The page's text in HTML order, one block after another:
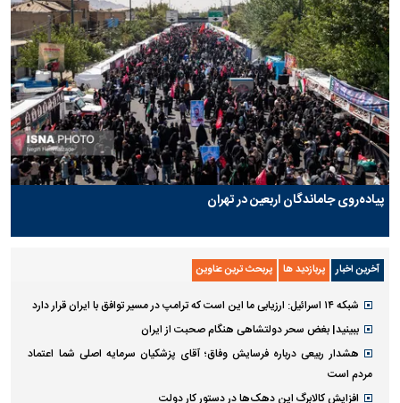
پیاده‌روی جاماندگان اربعین در تهران
آخرین اخبار پربازدید ها پربحث ترین عناوین
شبکه ۱۴ اسرائیل: ارزیابی ما این است که ترامپ در مسیر توافق با ایران قرار دارد
ببینید| بغض سحر دولتشاهی هنگام صحبت از ایران
هشدار ربیعی درباره فرسایش وفاق؛ آقای پزشکیان سرمایه اصلی شما اعتماد
مردم است
افزایش کالابرگ این دهک‌ها در دستور کار دولت